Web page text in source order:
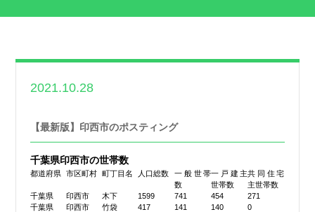
2021.10.28
【最新版】印西市のポスティング
千葉県印西市の世帯数
都道府県 市区町村 町丁目名 人口総数
一般世帯
数
一戸建主
世帯数
共同住宅
主世帯数
千葉県
印西市 木下 1599 741 454
271
千葉県
印西市 竹袋 417 141 140
0